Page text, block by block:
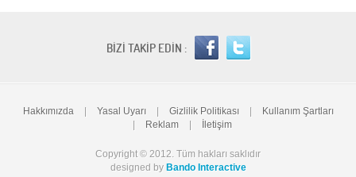
BİZİ TAKİP EDİN :
Hakkımızda | Yasal Uyarı | Gizlilik Politikası |
Kullanım Şartları
|
Reklam | İletişim
Copyright © 2012. Tüm hakları saklıdır
designed by Bando Interactive